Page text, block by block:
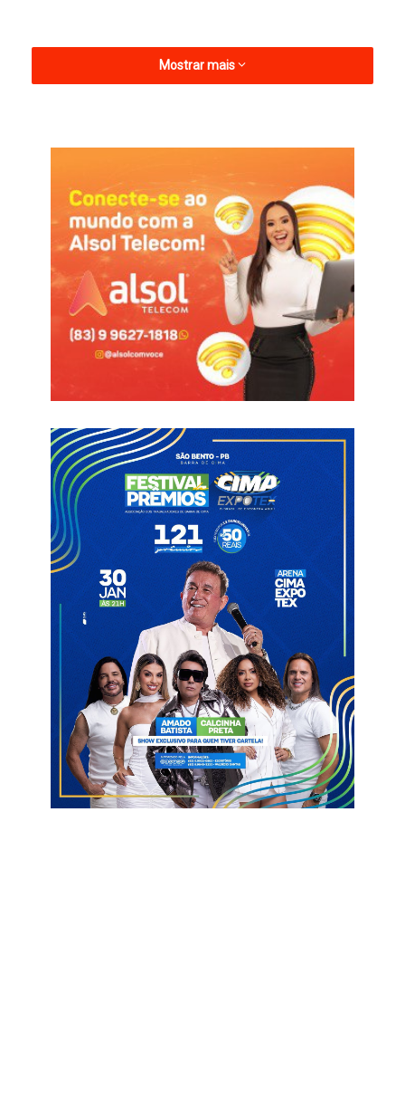
O sorteio foi realizado pela Confederação Brasileira de Futebol
(CBF). Os jogos da fase inicial ocorrerão nas semanas de 19 e
26 de fevereiro.
O duelo do Sousa vai marcar a revanche contra a equipe
paulista, que eliminou o dinossauro na terceira fase da edição
passada. O clube do Sertão da Paraíba teve sua maior
campanha da história ao eliminar o Cruzeiro, hexacampeão da
Copa do Brasil.
Nesta primeira fase, 80 clubes participam da disputa, com 40
confrontos definidos por sorteio. Além disso, o chaveamento
para a segunda fase também foi estabelecido.
Informações com Click PB
Copa do Brasil Revanche
Sousa X Bragantino
Mostrar mais